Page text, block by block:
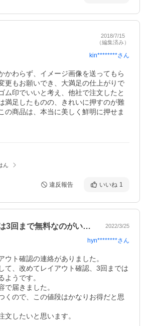
2018/7/15
（編集済み）
kin********さん
かわらず、イメージ画像を送ってもら
更もお願いでき、大満足の仕上がりで
ム印でいいと考え、他社で注文したと
満足したものの、きれいに押すのが難
の商品は、本当に美しく鮮明に押せま
ん
違反報告 いいね 1
レイアウト確認は3回まで無料なのがいい！ 2022/3/25
hyn********さん
ウト確認の連絡がありました。
て、改めてレイアウト確認、3回までは
ようです。
で届きました。
くので、この値段はかなりお得だと思
文したいと思います。